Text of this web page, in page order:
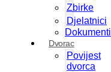
Zbirke
Djelatnici
Dokumenti
Dvorac
Povijest
dvorca